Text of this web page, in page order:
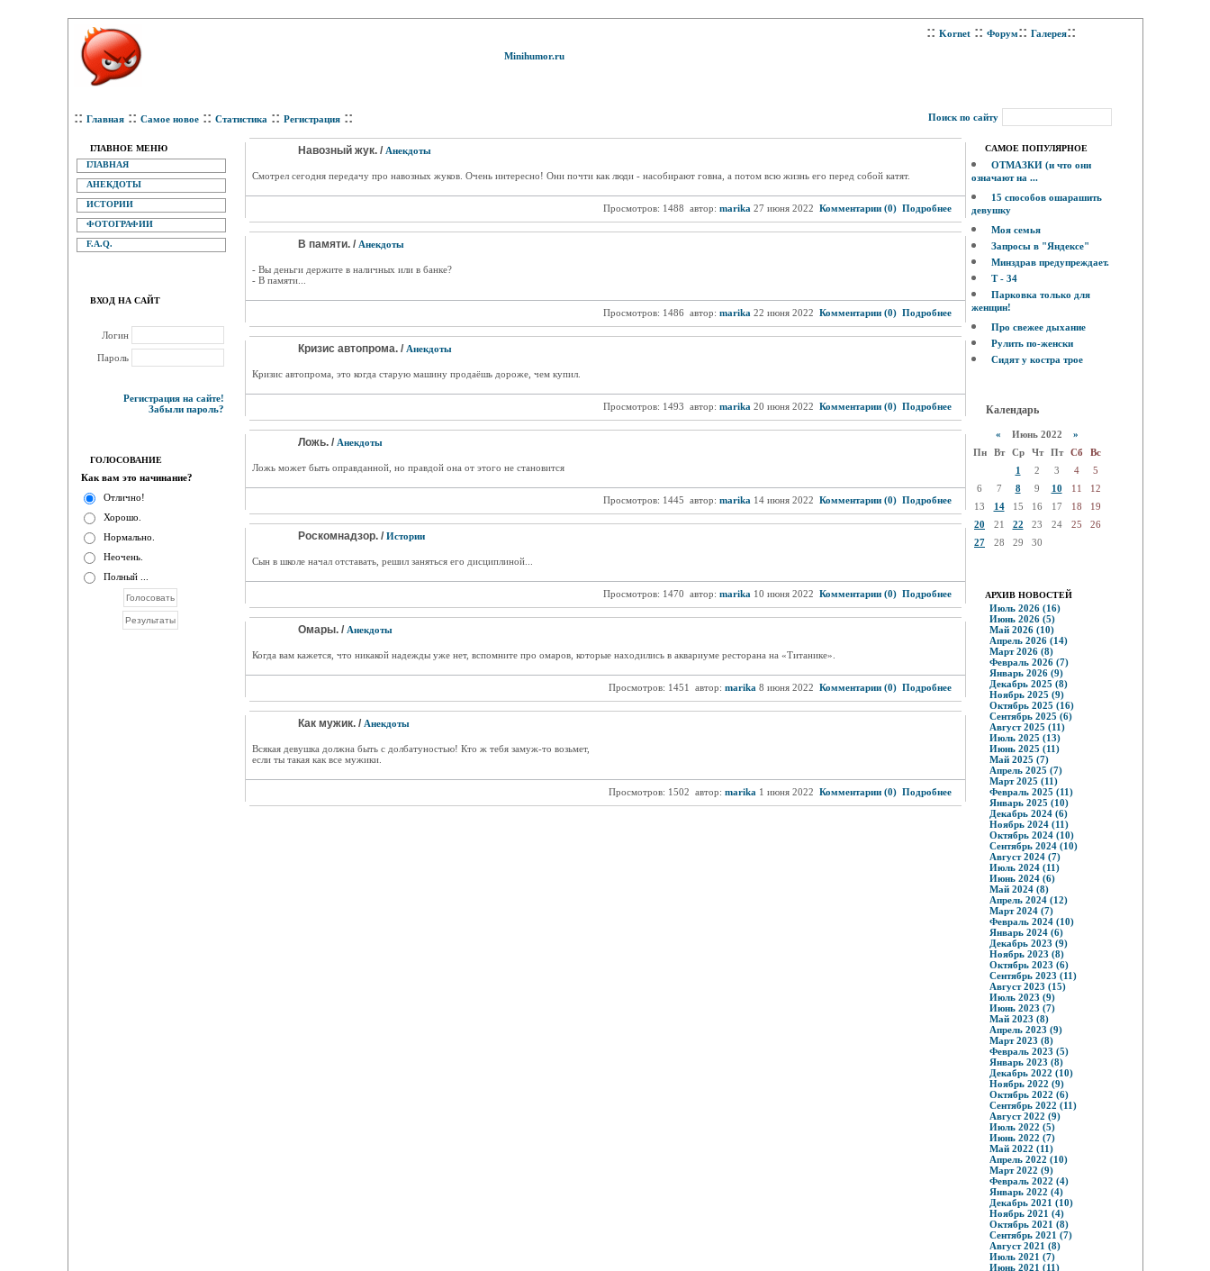
Minihumor.ru
:: Kornet :: Форум:: Галерея::
:: Главная :: Самое новое :: Статистика :: Регистрация :: Поиск по сайту
ГЛАВНОЕ МЕНЮ
ГЛАВНАЯ
АНЕКДОТЫ
ИСТОРИИ
ФОТОГРАФИИ
F.A.Q.
ВХОД НА САЙТ
Логин
Пароль
Регистрация на сайте!
Забыли пароль?
ГОЛОСОВАНИЕ
Как вам это начинание?
Отлично!
Хорошо.
Нормально.
Неочень.
Полный ...
Навозный жук. / Анекдоты
Смотрел сегодня передачу про навозных жуков. Очень интересно! Они почти как люди - насобирают говна, а потом всю жизнь его перед собой катят.
Просмотров: 1488 автор: marika 27 июня 2022 Комментарии (0) Подробнее
В памяти. / Анекдоты
- Вы деньги держите в наличных или в банке?
- В памяти...
Просмотров: 1486 автор: marika 22 июня 2022 Комментарии (0) Подробнее
Кризис автопрома. / Анекдоты
Кризис автопрома, это когда старую машину продаёшь дороже, чем купил.
Просмотров: 1493 автор: marika 20 июня 2022 Комментарии (0) Подробнее
Ложь. / Анекдоты
Ложь может быть оправданной, но правдой она от этого не становится
Просмотров: 1445 автор: marika 14 июня 2022 Комментарии (0) Подробнее
Роскомнадзор. / Истории
Сын в школе начал отставать, решил заняться его дисциплиной...
Просмотров: 1470 автор: marika 10 июня 2022 Комментарии (0) Подробнее
Омары. / Анекдоты
Когда вам кажется, что никакой надежды уже нет, вспомните про омаров, которые находились в аквариуме ресторана на «Титанике».
Просмотров: 1451 автор: marika 8 июня 2022 Комментарии (0) Подробнее
Как мужик. / Анекдоты
Всякая девушка должна быть с долбатуностью! Кто ж тебя замуж-то возьмет,
если ты такая как все мужики.
Просмотров: 1502 автор: marika 1 июня 2022 Комментарии (0) Подробнее
САМОЕ ПОПУЛЯРНОЕ
ОТМАЗКИ (и что они
означают на ...
15 способов ошарашить
девушку
Моя семья
Запросы в "Яндексе"
Минздрав предупреждает.
Т - 34
Парковка только для
женщин!
Про свежее дыхание
Рулить по-женски
Сидят у костра трое
Календарь
« Июнь 2022 »
Пн
Вт Ср Чт Пт Сб
Вс
1
2 3 4
5
6
7 8 9 10 11
12
13
14 15 16 17 18
19
20
21 22 23 24 25
26
27
28 29 30
АРХИВ НОВОСТЕЙ
Июль 2026 (16)
Июнь 2026 (5)
Май 2026 (10)
Апрель 2026 (14)
Март 2026 (8)
Февраль 2026 (7)
Январь 2026 (9)
Декабрь 2025 (8)
Ноябрь 2025 (9)
Октябрь 2025 (16)
Сентябрь 2025 (6)
Август 2025 (11)
Июль 2025 (13)
Июнь 2025 (11)
Май 2025 (7)
Апрель 2025 (7)
Март 2025 (11)
Февраль 2025 (11)
Январь 2025 (10)
Декабрь 2024 (6)
Ноябрь 2024 (11)
Октябрь 2024 (10)
Сентябрь 2024 (10)
Август 2024 (7)
Июль 2024 (11)
Июнь 2024 (6)
Май 2024 (8)
Апрель 2024 (12)
Март 2024 (7)
Февраль 2024 (10)
Январь 2024 (6)
Декабрь 2023 (9)
Ноябрь 2023 (8)
Октябрь 2023 (6)
Сентябрь 2023 (11)
Август 2023 (15)
Июль 2023 (9)
Июнь 2023 (7)
Май 2023 (8)
Апрель 2023 (9)
Март 2023 (8)
Февраль 2023 (5)
Январь 2023 (8)
Декабрь 2022 (10)
Ноябрь 2022 (9)
Октябрь 2022 (6)
Сентябрь 2022 (11)
Август 2022 (9)
Июль 2022 (5)
Июнь 2022 (7)
Май 2022 (11)
Апрель 2022 (10)
Март 2022 (9)
Февраль 2022 (4)
Январь 2022 (4)
Декабрь 2021 (10)
Ноябрь 2021 (4)
Октябрь 2021 (8)
Сентябрь 2021 (7)
Август 2021 (8)
Июль 2021 (7)
Июнь 2021 (11)